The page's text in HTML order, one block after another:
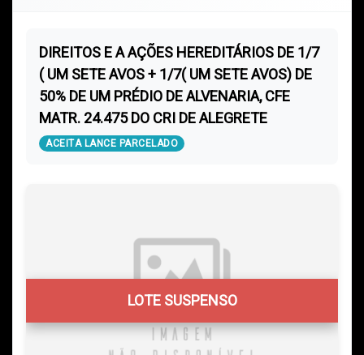
DIREITOS E A AÇÕES HEREDITÁRIOS DE 1/7
( UM SETE AVOS + 1/7( UM SETE AVOS) DE
50% DE UM PRÉDIO DE ALVENARIA, CFE
MATR. 24.475 DO CRI DE ALEGRETE
ACEITA LANCE PARCELADO
LOTE SUSPENSO